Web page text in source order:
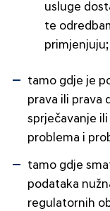
usluge
te
primjenjuju;
tamo gdje je
prava ili prava
sprječavanje
problema i
tamo gdje
podataka
regulatornih